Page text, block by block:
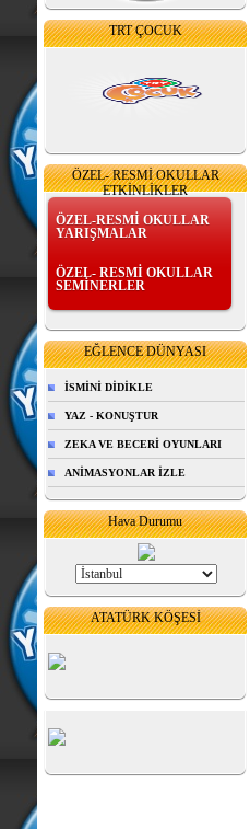
TRT ÇOCUK
ÖZEL- RESMİ OKULLAR
ETKİNLİKLER
ÖZEL-RESMİ OKULLAR
YARIŞMALAR
ÖZEL- RESMİ OKULLAR
SEMİNERLER
EĞLENCE DÜNYASI
İSMİNİ DİDİKLE
YAZ - KONUŞTUR
ZEKA VE BECERİ OYUNLARI
ANİMASYONLAR İZLE
Hava Durumu
ATATÜRK KÖŞESİ